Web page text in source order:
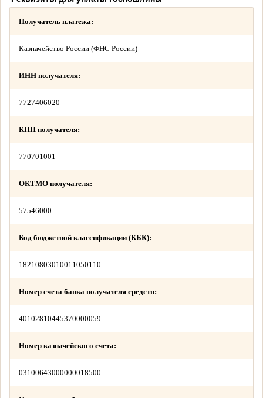
Получатель платежа:
Казначейство России (ФНС России)
ИНН получателя:
7727406020
КПП получателя:
770701001
ОКТМО получателя:
57546000
Код бюджетной классификации (КБК):
18210803010011050110
Номер счета банка получателя средств:
40102810445370000059
Номер казначейского счета:
03100643000000018500